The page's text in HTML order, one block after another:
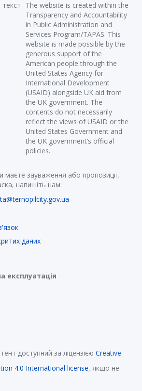
The website is created within the
Transparency and Accountability
in Public Administration and
Services Program/TAPAS. This
website is made possible by the
generous support of the
American people through the
United States Agency for
International Development
(USAID) alongside UK aid from
the UK government. The
contents do not necessarily
reflect the views of USAID or the
United States Government and
the UK government’s official
policies.
маєте зауваження або пропозиції,
напишіть нам:
даних
експлуатація
доступний за ліцензією Creative
4.0 International license, якщо не